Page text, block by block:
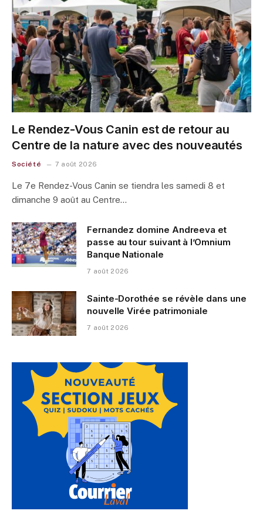
Le Rendez-Vous Canin est de retour au
Centre de la nature avec des nouveautés
Société 7 août 2026
Le 7e Rendez-Vous Canin se tiendra les samedi 8 et
dimanche 9 août au Centre…
Fernandez domine Andreeva et
passe au tour suivant à l’Omnium
Banque Nationale
7 août 2026
Sainte-Dorothée se révèle dans une
nouvelle Virée patrimoniale
7 août 2026